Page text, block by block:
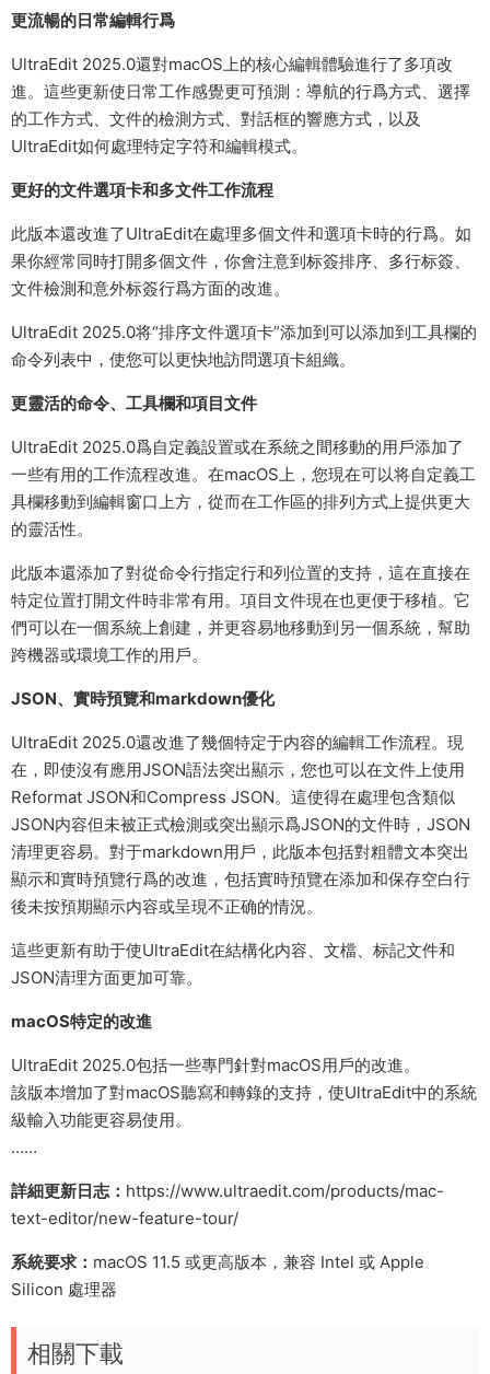
更流暢的日常編輯行爲
UltraEdit 2025.0還對macOS上的核心編輯體驗進行了多項改
進。這些更新使日常工作感覺更可預測：導航的行爲方式、選擇
的工作方式、文件的檢測方式、對話框的響應方式，以及
UltraEdit如何處理特定字符和編輯模式。
更好的文件選項卡和多文件工作流程
此版本還改進了UltraEdit在處理多個文件和選項卡時的行爲。如
果你經常同時打開多個文件，你會注意到标簽排序、多行标簽、
文件檢測和意外标簽行爲方面的改進。
UltraEdit 2025.0将“排序文件選項卡”添加到可以添加到工具欄的
命令列表中，使您可以更快地訪問選項卡組織。
更靈活的命令、工具欄和項目文件
UltraEdit 2025.0爲自定義設置或在系統之間移動的用戶添加了
一些有用的工作流程改進。在macOS上，您現在可以将自定義工
具欄移動到編輯窗口上方，從而在工作區的排列方式上提供更大
的靈活性。
此版本還添加了對從命令行指定行和列位置的支持，這在直接在
特定位置打開文件時非常有用。項目文件現在也更便于移植。它
們可以在一個系統上創建，并更容易地移動到另一個系統，幫助
跨機器或環境工作的用戶。
JSON、實時預覽和markdown優化
UltraEdit 2025.0還改進了幾個特定于内容的編輯工作流程。現
在，即使沒有應用JSON語法突出顯示，您也可以在文件上使用
Reformat JSON和Compress JSON。這使得在處理包含類似
JSON内容但未被正式檢測或突出顯示爲JSON的文件時，JSON
清理更容易。對于markdown用戶，此版本包括對粗體文本突出
顯示和實時預覽行爲的改進，包括實時預覽在添加和保存空白行
後未按預期顯示内容或呈現不正确的情況。
這些更新有助于使UltraEdit在結構化内容、文檔、标記文件和
JSON清理方面更加可靠。
macOS特定的改進
UltraEdit 2025.0包括一些專門針對macOS用戶的改進。
該版本增加了對macOS聽寫和轉錄的支持，使UltraEdit中的系統
級輸入功能更容易使用。
……
詳細更新日志： https://www.ultraedit.com/products/mac-
text-editor/new-feature-tour/
系統要求： macOS 11.5 或更高版本，兼容 Intel 或 Apple
Silicon 處理器
相關下載